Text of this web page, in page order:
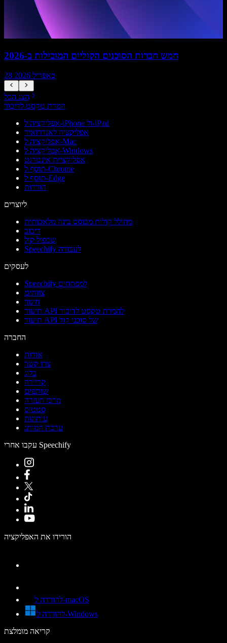
חמש חברות הסוכנים הקוליים המובילות ב-2026
28 באפריל 2026
הצג הכל
המרת טקסט לדיבור
אפליקציה ל-iPhone ול-iPad
אפליקציה לאנדרואיד
אפליקציה ל-Mac
אפליקציה ל-Windows
אפליקציית אינטרנט
תוסף ל-Chrome
תוסף ל-Edge
הורדות
ליוצרים
מחולל קולות מבוסס בינה מלאכותית
דיבוב
שכפול קול
Speechify לעבודה
לעסקים
Speechify למפתחים
צוותים
חינוך
תיעוד API להמרת טקסט לדיבור
תיעוד API של סוכני קול
החברה
אודות
צרו קשר
בלוג
קריירה
שותפים
מרכז העזרה
סטטוס
עיתונות
ערכת המותג
עקבו אחרי Speechify
הורידו את האפליקציה
להורדה ל-macOS
להורדה ל-Windows
קריאה מומלצת